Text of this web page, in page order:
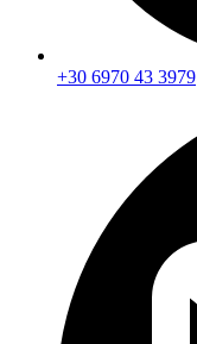
+30 6970 43 3979